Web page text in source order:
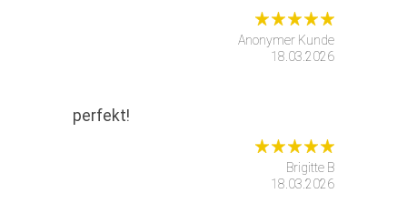
Anonymer Kunde
18.03.2026
perfekt!
Brigitte B
18.03.2026